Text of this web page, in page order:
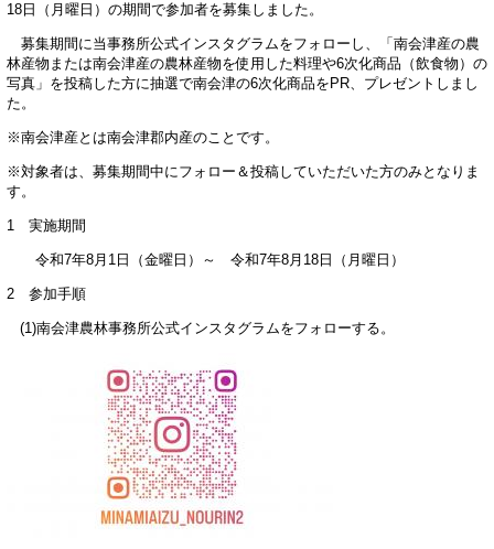
18日（月曜日）の期間で参加者を募集しました。
募集期間に当事務所公式インスタグラムをフォローし、「南会津産の農
林産物または南会津産の農林産物を使用した料理や6次化商品（飲食物）の
写真」を投稿した方に抽選で南会津の6次化商品をPR、プレゼントしまし
た。
※南会津産とは南会津郡内産のことです。
※対象者は、募集期間中にフォロー＆投稿していただいた方のみとなりま
す。
1 実施期間
令和7年8月1日（金曜日）～ 令和7年8月18日（月曜日）
2 参加手順
(1)南会津農林事務所公式インスタグラムをフォローする。